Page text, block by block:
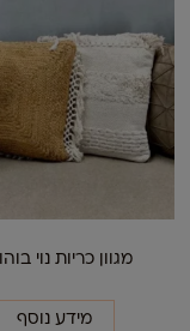
מגוון כריות נוי בוהו 45
מידע נוסף